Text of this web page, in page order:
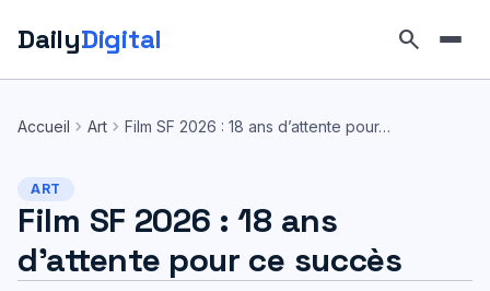
DailyDigital search
Accueil chevron_right Art chevron_right Film SF 2026 : 18 ans d’attente pour…
ART
Film SF 2026 : 18 ans
d’attente pour ce succès